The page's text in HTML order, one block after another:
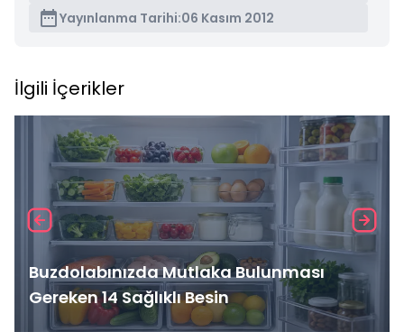
Yayınlanma Tarihi:06 Kasım 2012
İlgili İçerikler
Buzdolabınızda Mutlaka Bulunması
Gereken 14 Sağlıklı Besin